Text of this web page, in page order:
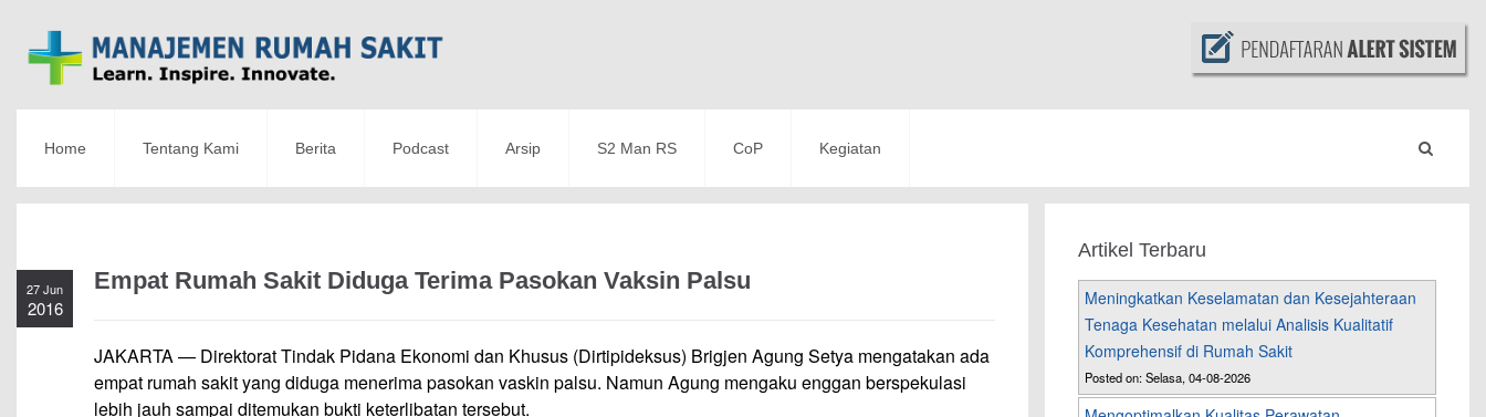
Home Tentang Kami Berita Podcast Arsip S2 Man RS CoP Kegiatan
27 Jun
2016
Empat Rumah Sakit Diduga Terima Pasokan Vaksin Palsu
JAKARTA — Direktorat Tindak Pidana Ekonomi dan Khusus (Dirtipideksus) Brigjen Agung Setya mengatakan ada
empat rumah sakit yang diduga menerima pasokan vaskin palsu. Namun Agung mengaku enggan berspekulasi
lebih jauh sampai ditemukan bukti keterlibatan tersebut.
Artikel Terbaru
Meningkatkan Keselamatan dan Kesejahteraan
Tenaga Kesehatan melalui Analisis Kualitatif
Komprehensif di Rumah Sakit
Posted on: Selasa, 04-08-2026